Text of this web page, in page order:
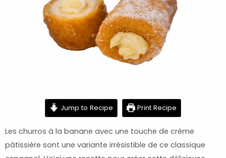
Jump to Recipe Print Recipe
Les churros à la banane avec une touche de crème
pâtissière sont une variante irrésistible de ce classique
minutes minutes minutes